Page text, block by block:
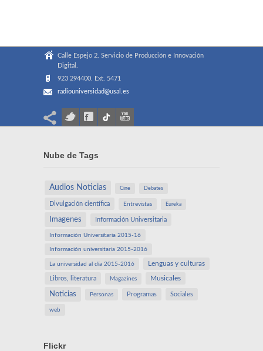
Calle Espejo 2. Servicio de Producción e Innovación
Digital.
923 294400. Ext. 5471
radiouniversidad@usal.es
Nube de Tags
Audios Noticias Cine Debates
Divulgación científica Entrevistas Eureka
Imagenes Información Universitaria
Información Universitaria 2015-16
Información universitaria 2015-2016
La universidad al día 2015-2016 Lenguas y culturas
Libros, literatura Magazines Musicales
Noticias Personas Programas Sociales
web
Flickr